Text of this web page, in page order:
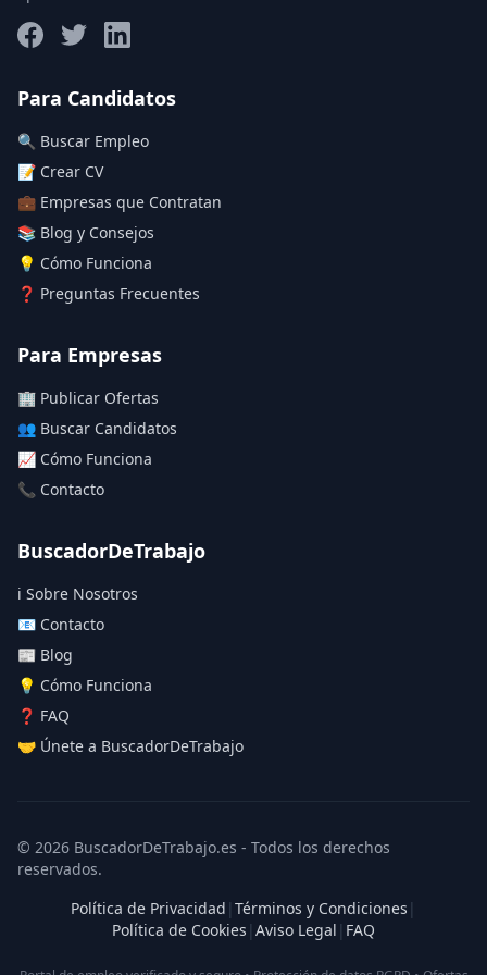
Deja vacío para "sin límite"
Aplicar filtros
Para Candidatos
🔍 Buscar Empleo
📝 Crear CV
💼 Empresas que Contratan
📚 Blog y Consejos
💡 Cómo Funciona
❓ Preguntas Frecuentes
Para Empresas
🏢 Publicar Ofertas
👥 Buscar Candidatos
📈 Cómo Funciona
📞 Contacto
BuscadorDeTrabajo
ℹ️ Sobre Nosotros
📧 Contacto
📰 Blog
💡 Cómo Funciona
❓ FAQ
🤝 Únete a BuscadorDeTrabajo
© 2026 BuscadorDeTrabajo.es - Todos los derechos
reservados.
Política de Privacidad | Términos y Condiciones |
Política de Cookies | Aviso Legal | FAQ